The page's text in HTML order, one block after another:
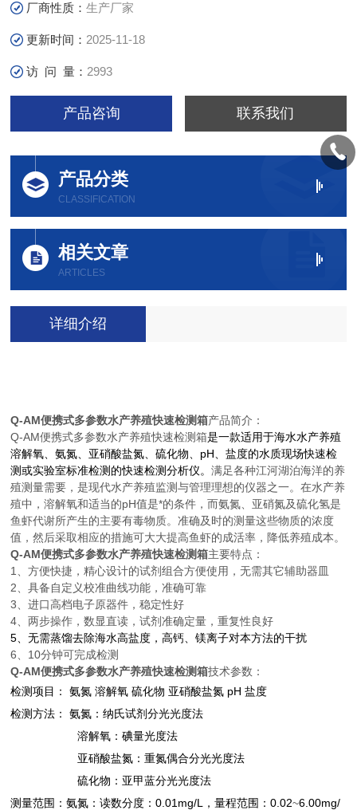
厂商性质：生产厂家
更新时间： 2025-11-18
访 问 量： 2993
产品咨询 联系我们
产品分类
CLASSIFICATION
相关文章
ARTICLES
详细介绍
Q-AM便携式多参数水产养殖快速检测箱产品简介：
Q-AM便携式多参数水产养殖快速检测箱是一款适用于海水水产养殖
溶解氧、氨氮、亚硝酸盐氮、硫化物、 pH 、盐度的水质现场快速检
测或实验室标准检测的快速检测分析仪。满足各种江河湖泊海洋的养
殖测量需要，是现代水产养殖监测与管理理想的仪器之一。在水产养
殖中，溶解氧和适当的pH值是*的条件，而氨氮、亚硝氮及硫化氢是
鱼虾代谢所产生的主要有毒物质。准确及时的测量这些物质的浓度
值，然后采取相应的措施可大大提高鱼虾的成活率，降低养殖成本。
Q-AM便携式多参数水产养殖快速检测箱主要特点：
1
、方便快捷，精心设计的试剂组合方便使用，无需其它辅助器皿
2 、具备自定义校准曲线功能，准确可靠
3 、进口高档电子原器件，稳定性好
4 、两步操作，数显直读，试剂准确定量，重复性良好
5 、无需蒸馏去除海水高盐度，高钙、镁离子对本方法的干扰
6
10分钟可完成检测
Q-AM便携式多参数水产养殖快速检测箱技术参数：
检测项目： 氨氮 溶解氧 硫化物 亚硝酸盐氮 pH 盐度
检测方法： 氨氮：纳氏试剂分光光度法
溶解氧：碘量光度法
亚硝酸盐氮：重氮偶合分光光度法
硫化物：亚甲蓝分光光度法
测量范围：氨氮：读数分度：0.01mg/L，量程范围：0.02~6.00mg/